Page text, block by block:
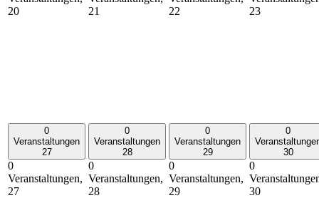
20
21
22
23
0
Veranstaltungen
27
0
Veranstaltungen,
27
0
Veranstaltungen
28
0
Veranstaltungen,
28
0
Veranstaltungen
29
0
Veranstaltungen,
29
0
30
0
30